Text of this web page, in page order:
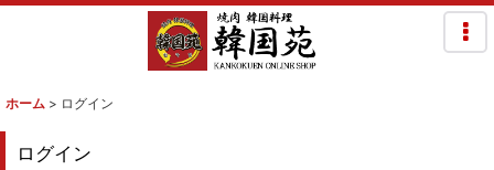
ホーム > ログイン
ログイン